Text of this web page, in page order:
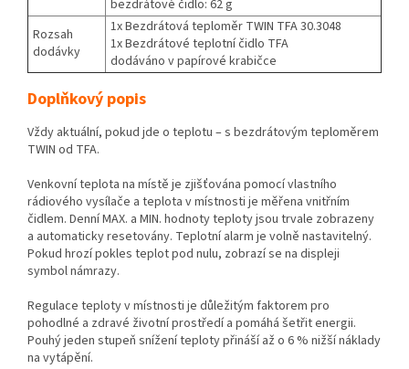
bezdrátové čidlo: 62 g
Rozsah
dodávky
1x Bezdrátová teploměr TWIN TFA 30.3048
1x Bezdrátové teplotní čidlo TFA
dodáváno v papírové krabičce
Doplňkový popis
Vždy aktuální, pokud jde o teplotu – s bezdrátovým teploměrem
TWIN od TFA.
Venkovní teplota na místě je zjišťována pomocí vlastního
rádiového vysílače a teplota v místnosti je měřena vnitřním
čidlem. Denní MAX. a MIN. hodnoty teploty jsou trvale zobrazeny
a automaticky resetovány. Teplotní alarm je volně nastavitelný.
Pokud hrozí pokles teplot pod nulu, zobrazí se na displeji
symbol námrazy.
Regulace teploty v místnosti je důležitým faktorem pro
pohodlné a zdravé životní prostředí a pomáhá šetřit energii.
Pouhý jeden stupeň snížení teploty přináší až o 6 % nižší náklady
na vytápění.